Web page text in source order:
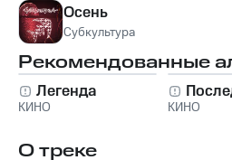
Осень
Субкультура
Рекомендованные
Легенда
КИНО КИНО
О треке